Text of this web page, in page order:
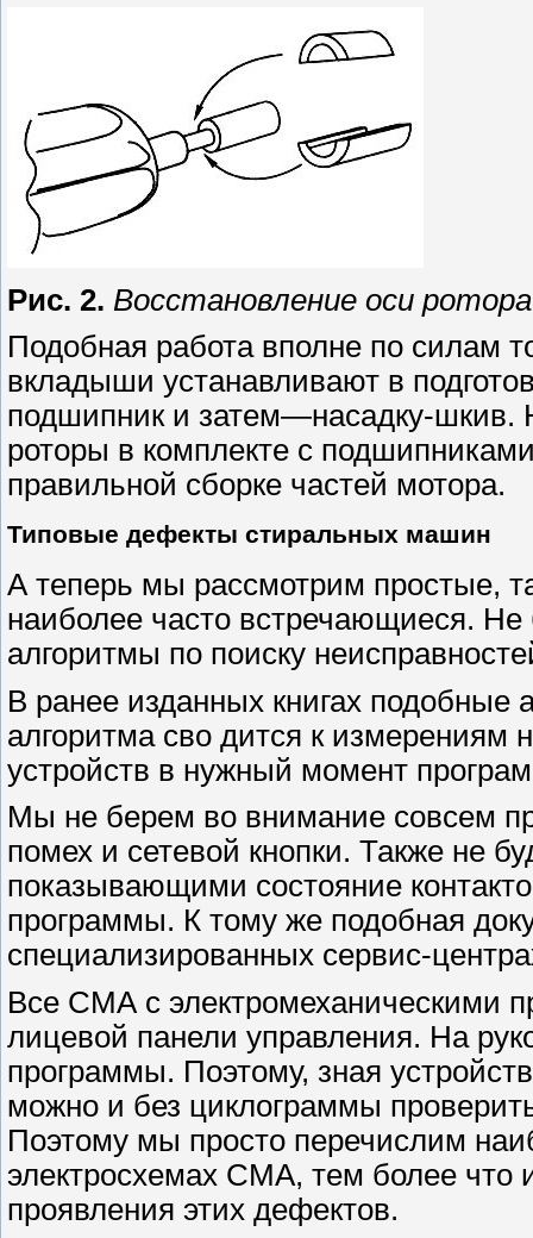
Рис. 2. Восстановление оси ротора
Подобная работа вполне по силам
вкладыши устанавливают в
подшипник и затем—насадку-
роторы в комплекте с
правильной сборке частей мотора.
Типовые дефекты стиральных машин
А теперь мы рассмотрим простые,
наиболее часто встречающиеся.
алгоритмы по поиску
В ранее изданных книгах
алгоритма сво дится к измерениям
устройств в нужный момент
Мы не берем во внимание совсем
помех и сетевой кнопки. Также не
показывающими состояние
программы. К тому же подобная
специализированных сервис-
Все СМА с электромеханическими
лицевой панели управления. На
программы. Поэтому, зная
можно и без циклограммы
Поэтому мы просто перечислим
электросхемах СМА, тем более что
проявления этих дефектов.